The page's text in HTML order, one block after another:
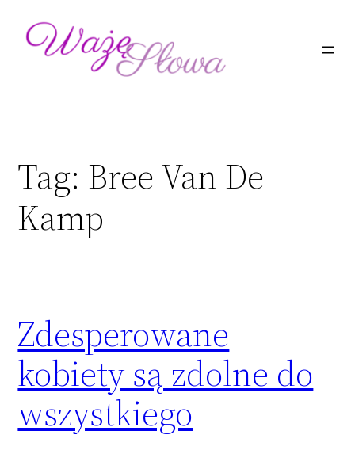
Tag: Bree Van De
Kamp
Zdesperowane
kobiety są zdolne do
wszystkiego